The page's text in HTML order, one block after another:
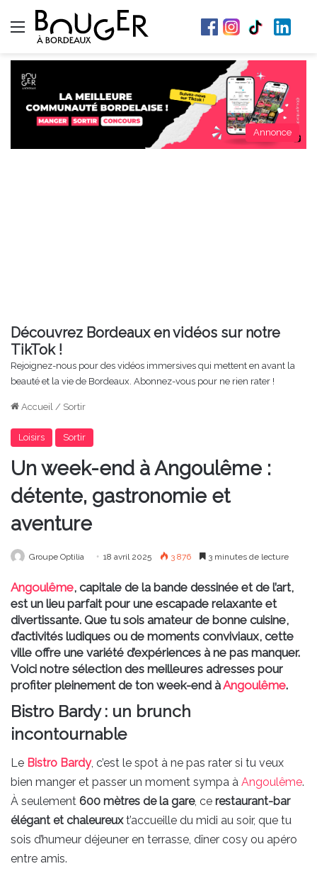
Menu
Annonce
Découvrez Bordeaux en vidéos sur notre
TikTok !
Rejoignez-nous pour des vidéos immersives qui mettent en avant la
beauté et la vie de Bordeaux. Abonnez-vous pour ne rien rater !
Accueil / Sortir
Loisirs Sortir
Un week-end à Angoulême :
détente, gastronomie et
aventure
Groupe Optilia 18 avril 2025 3 876 3 minutes de lecture
Angoulême, capitale de la bande dessinée et de l’art,
est un lieu parfait pour une escapade relaxante et
divertissante. Que tu sois amateur de bonne cuisine,
d’activités ludiques ou de moments conviviaux, cette
ville offre une variété d’expériences à ne pas manquer.
Voici notre sélection des meilleures adresses pour
profiter pleinement de ton week-end àAngoulême.
Bistro Bardy : un brunch
incontournable
Le Bistro Bardy, c’est le spot à ne pas rater si tu veux
bien manger et passer un moment sympa à Angoulême.
À seulement 600 mètres de la gare, ce restaurant-bar
élégant et chaleureuxt’accueille du midi au soir, que tu
sois d’humeur déjeuner en terrasse, dîner cosy ou apéro
entre amis.